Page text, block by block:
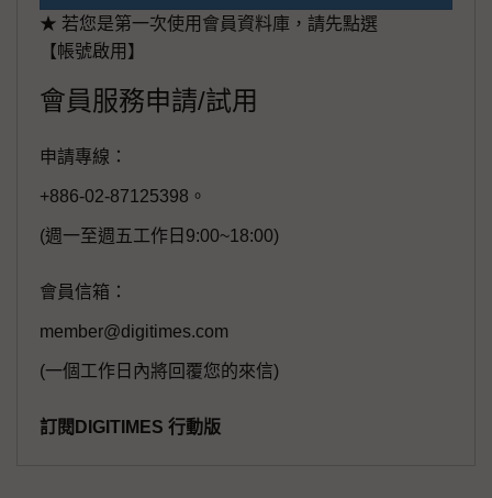
★ 若您是第一次使用會員資料庫，請先點選
【帳號啟用】
會員服務申請/試用
申請專線：
+886-02-87125398。
(週一至週五工作日9:00~18:00)
會員信箱：
member@digitimes.com
(一個工作日內將回覆您的來信)
訂閱DIGITIMES 行動版